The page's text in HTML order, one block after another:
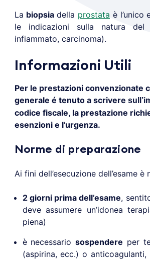
La biopsiadella prostata è
le indicazioni sulla natura del
infiammato, carcinoma).
Informazioni Utili
Per le prestazioni convenzionate
generale é tenuto a scrivere
codice fiscale, la prestazione
esenzioni e l’urgenza.
Norme di preparazione
Ai fini dell’esecuzione dell’esame è
2 giorni prima dell’esame,
deve assumere un’idonea
piena)
è necessariosospendere per
(aspirina, ecc.) o